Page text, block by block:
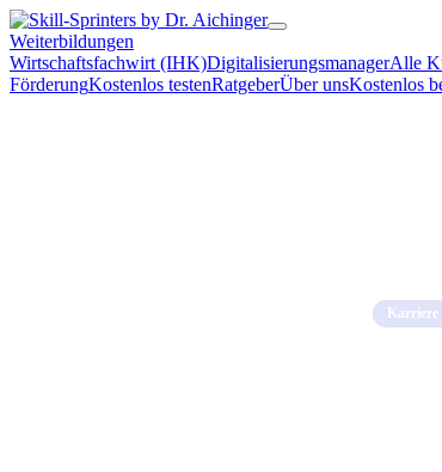
Weiterbildungen
Wirtschaftsfachwirt (IHK)DigitalisierungsmanagerAlle
FörderungKostenlos testenRatgeberÜber unsKostenlos